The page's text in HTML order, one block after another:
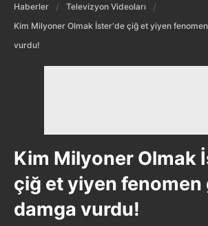
Haberler
Televizyon Videoları
Kim Milyoner Olmak İster'de çiğ et yiyen
vurdu!
Kim Milyoner Olmak
çiğ et yiyen fenomen
damga vurdu!